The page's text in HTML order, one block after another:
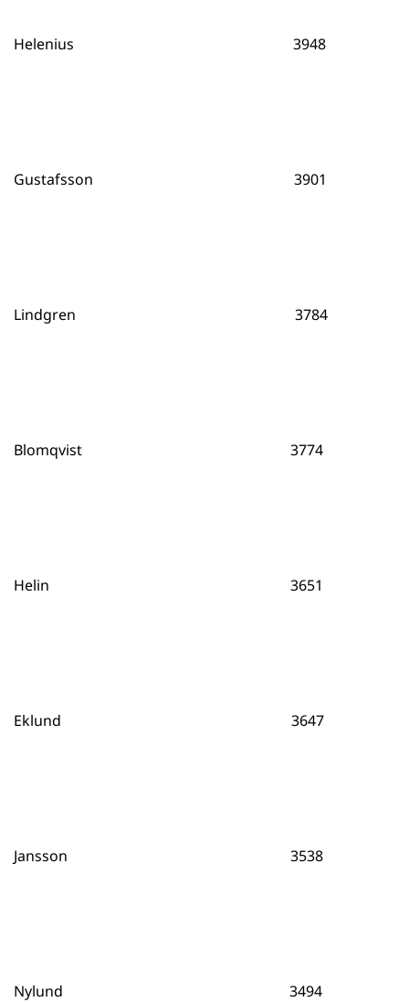
Helenius 3948
Gustafsson 3901
Lindgren 3784
Blomqvist 3774
Helin 3651
Eklund 3647
Jansson 3538
Nylund 3494